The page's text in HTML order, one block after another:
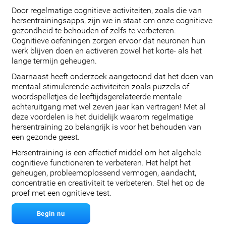
Door regelmatige cognitieve activiteiten, zoals die van
hersentrainingsapps, zijn we in staat om onze cognitieve
gezondheid te behouden of zelfs te verbeteren.
Cognitieve oefeningen zorgen ervoor dat neuronen hun
werk blijven doen en activeren zowel het korte- als het
lange termijn geheugen.
Daarnaast heeft onderzoek aangetoond dat het doen van
mentaal stimulerende activiteiten zoals puzzels of
woordspelletjes de leeftijdsgerelateerde mentale
achteruitgang met wel zeven jaar kan vertragen! Met al
deze voordelen is het duidelijk waarom regelmatige
hersentraining zo belangrijk is voor het behouden van
een gezonde geest.
Hersentraining is een effectief middel om het algehele
cognitieve functioneren te verbeteren. Het helpt het
geheugen, probleemoplossend vermogen, aandacht,
concentratie en creativiteit te verbeteren. Stel het op de
proef met een ognitieve test.
Begin nu